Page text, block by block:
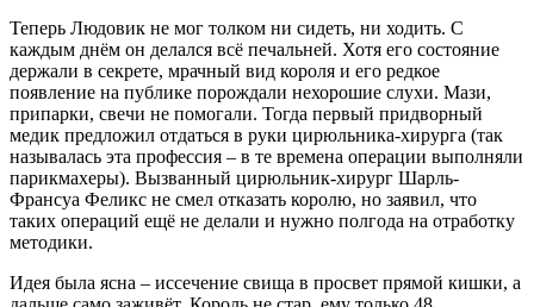
Теперь Людовик не мог толком ни сидеть, ни ходить. С
каждым днём он делался всё печальней. Хотя его состояние
держали в секрете, мрачный вид короля и его редкое
появление на публике порождали нехорошие слухи. Мази,
припарки, свечи не помогали. Тогда первый придворный
медик предложил отдаться в руки цирюльника-хирурга (так
называлась эта профессия – в те времена операции выполняли
парикмахеры). Вызванный цирюльник-хирург Шарль-
Франсуа Феликс не смел отказать королю, но заявил, что
таких операций ещё не делали и нужно полгода на отработку
методики.
Идея была ясна – иссечение свища в просвет прямой кишки, а